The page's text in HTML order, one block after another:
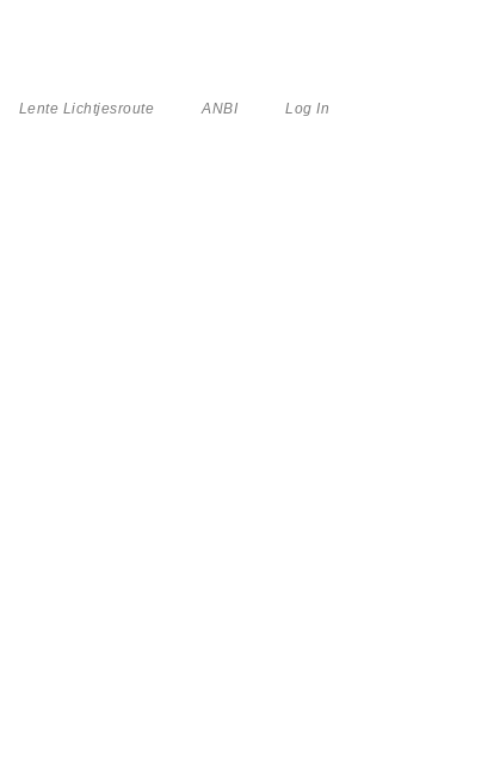
Lente Lichtjesroute ANBI Log In